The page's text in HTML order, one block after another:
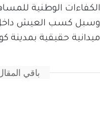
الكفاءات الوطنية
وسبل كسب العيش داخل
ميدانية حقيقية بمدينة
باقي